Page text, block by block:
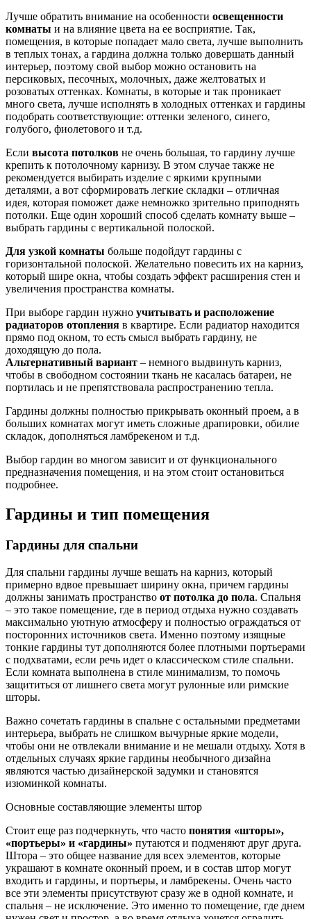
Лучше обратить внимание на особенности освещенности
комнаты и на влияние цвета на ее восприятие. Так,
помещения, в которые попадает мало света, лучше выполнить
в теплых тонах, а гардина должна только довершать данный
интерьер, поэтому свой выбор можно остановить на
персиковых, песочных, молочных, даже желтоватых и
розоватых оттенках. Комнаты, в которые и так проникает
много света, лучше исполнять в холодных оттенках и гардины
подобрать соответствующие: оттенки зеленого, синего,
голубого, фиолетового и т.д.
Если высота потолков не очень большая, то гардину лучше
крепить к потолочному карнизу. В этом случае также не
рекомендуется выбирать изделие с яркими крупными
деталями, а вот сформировать легкие складки – отличная
идея, которая поможет даже немножко зрительно приподнять
потолки. Еще один хороший способ сделать комнату выше –
выбрать гардины с вертикальной полоской.
Для узкой комнаты больше подойдут гардины с
горизонтальной полоской. Желательно повесить их на карниз,
который шире окна, чтобы создать эффект расширения стен и
увеличения пространства комнаты.
При выборе гардин нужно учитывать и расположение
радиаторов отопления в квартире. Если радиатор находится
прямо под окном, то есть смысл выбрать гардину, не
доходящую до пола.
Альтернативный вариант – немного выдвинуть карниз,
чтобы в свободном состоянии ткань не касалась батареи, не
портилась и не препятствовала распространению тепла.
Гардины должны полностью прикрывать оконный проем, а в
больших комнатах могут иметь сложные драпировки, обилие
складок, дополняться ламбрекеном и т.д.
Выбор гардин во многом зависит и от функционального
предназначения помещения, и на этом стоит остановиться
подробнее.
Гардины и тип помещения
Гардины для спальни
Для спальни гардины лучше вешать на карниз, который
примерно вдвое превышает ширину окна, причем гардины
должны занимать пространство от потолка до пола. Спальня
– это такое помещение, где в период отдыха нужно создавать
максимально уютную атмосферу и полностью ограждаться от
посторонних источников света. Именно поэтому изящные
тонкие гардины тут дополняются более плотными портьерами
с подхватами, если речь идет о классическом стиле спальни.
Если комната выполнена в стиле минимализм, то помочь
защититься от лишнего света могут рулонные или римские
шторы.
Важно сочетать гардины в спальне с остальными предметами
интерьера, выбрать не слишком вычурные яркие модели,
чтобы они не отвлекали внимание и не мешали отдыху. Хотя в
отдельных случаях яркие гардины необычного дизайна
являются частью дизайнерской задумки и становятся
изюминкой комнаты.
Основные составляющие элементы штор
Стоит еще раз подчеркнуть, что часто понятия «шторы»,
«портьеры» и «гардины» путаются и подменяют друг друга.
Штора – это общее название для всех элементов, которые
украшают в комнате оконный проем, и в состав штор могут
входить и гардины, и портьеры, и ламбрекены. Очень часто
все эти элементы присутствуют сразу же в одной комнате, и
спальня – не исключение. Это именно то помещение, где днем